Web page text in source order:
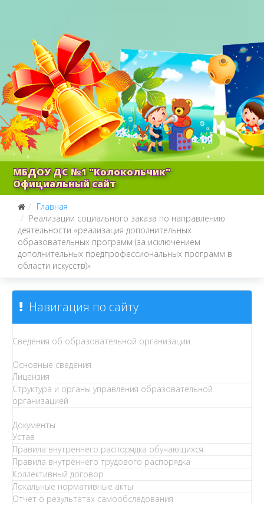
МБДОУ ДС №1 "Колокольчик"
Официальный сайт
Главная
Реализации социального заказа по направлению
деятельности «реализация дополнительных
образовательных программ (за исключением
дополнительных предпрофессиональных программ в
области искусств)»
Навигация по сайту
Сведения об образовательной организации
Основные сведения
Лицензия
Структура и органы управления образовательной
организацией
Документы
Устав
Правила внутреннего распорядка обучающихся
Правила внутреннего трудового распорядка
Коллективный договор
Локальные нормативные акты
Отчет о результатах самообследования